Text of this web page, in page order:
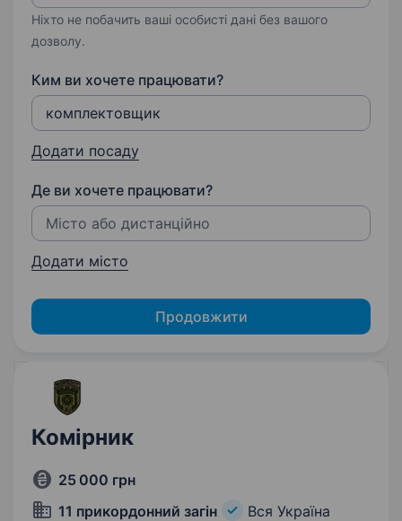
Ніхто не побачить ваші особисті дані без вашого
дозволу.
Ким ви хочете працювати?
Додати посаду
Де ви хочете працювати?
Додати місто
Продовжити
Комірник
25 000 грн
11 прикордонний загін
Вся Україна